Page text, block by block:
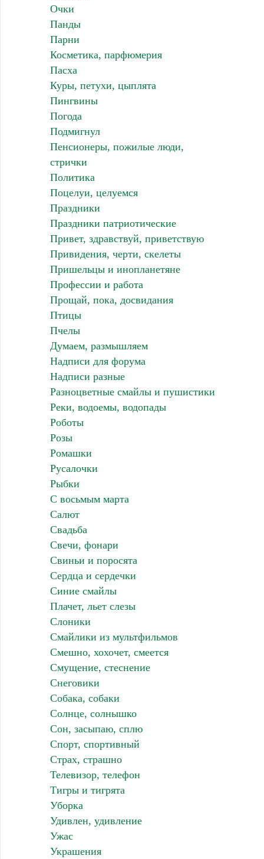
Очки
Панды
Парни
Косметика, парфюмерия
Пасха
Куры, петухи, цыплята
Пингвины
Погода
Подмигнул
Пенсионеры, пожилые люди,
стрички
Политика
Поцелуи, целуемся
Праздники
Праздники патриотические
Привет, здравствуй, приветствую
Привидения, черти, скелеты
Пришельцы и инопланетяне
Профессии и работа
Прощай, пока, досвидания
Птицы
Пчелы
Думаем, размышляем
Надписи для форума
Надписи разные
Разноцветные смайлы и пушистики
Реки, водоемы, водопады
Роботы
Розы
Ромашки
Русалочки
Рыбки
С восьмым марта
Салют
Свадьба
Свечи, фонари
Свиньи и поросята
Сердца и сердечки
Синие смайлы
Плачет, льет слезы
Слоники
Смайлики из мультфильмов
Смешно, хохочет, смеется
Смущение, стеснение
Снеговики
Собака, собаки
Солнце, солнышко
Сон, засыпаю, сплю
Спорт, спортивный
Страх, страшно
Телевизор, телефон
Тигры и тигрята
Уборка
Удивлен, удивление
Ужас
Украшения